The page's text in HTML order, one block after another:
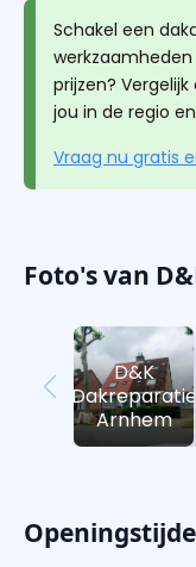
Schakel een
werkzaamheden
prijzen?
jou in de regio
Vraag nu gratis
Foto's van
D&K
Dakreparatie
Arnhem